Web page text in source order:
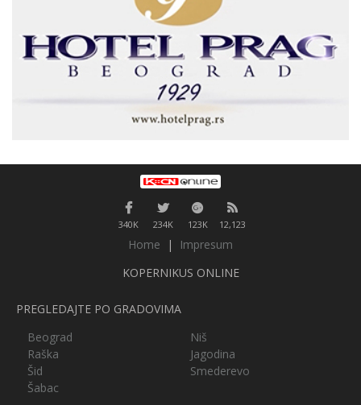
340K 234K 123K 12,123
Home |
Impresum
KOPERNIKUS ONLINE
PREGLEDAJTE PO GRADOVIMA
Beograd
Niš
Raška
Jagodina
Šid
Smederevo
Šabac